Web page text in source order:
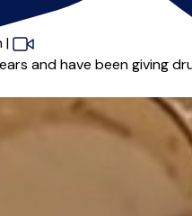
|
and have been giving